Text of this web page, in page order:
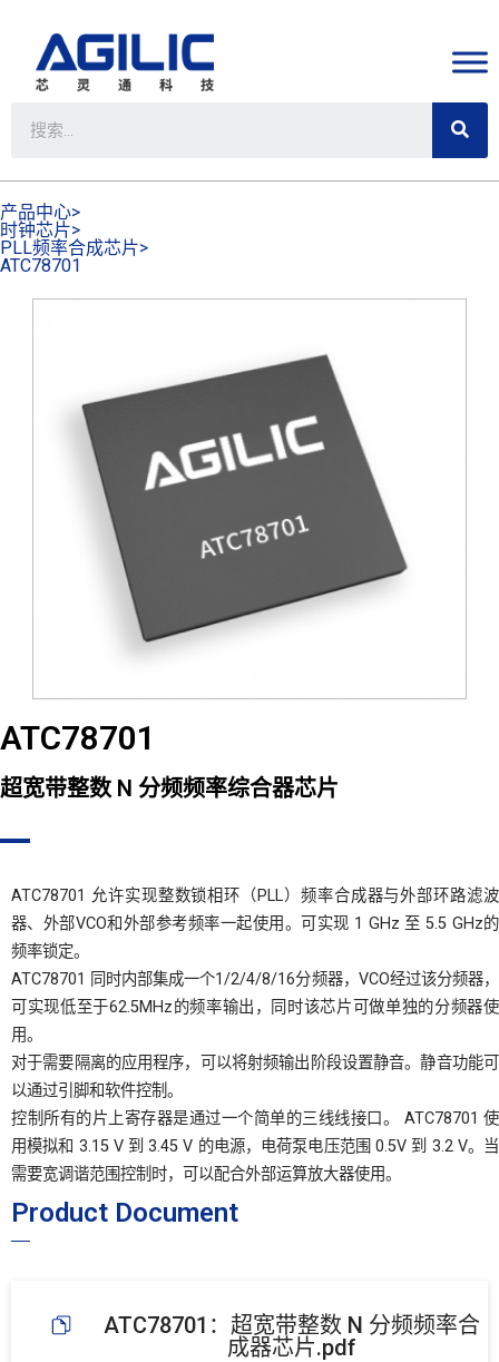
产品中心>
时钟芯片>
PLL频率合成芯片>
ATC78701
ATC78701
超宽带整数 N 分频频率综合器芯片
ATC78701 允许实现整数锁相环（PLL）频率合成器与外部环路滤波
器、外部VCO和外部参考频率一起使用。可实现 1 GHz 至 5.5 GHz的
频率锁定。
ATC78701 同时内部集成一个1/2/4/8/16分频器，VCO经过该分频器，
可实现低至于62.5MHz的频率输出，同时该芯片可做单独的分频器使
用。
对于需要隔离的应用程序，可以将射频输出阶段设置静音。静音功能可
以通过引脚和软件控制。
控制所有的片上寄存器是通过一个简单的三线线接口。 ATC78701 使
用模拟和 3.15 V 到 3.45 V 的电源，电荷泵电压范围 0.5V 到 3.2 V。当
需要宽调谐范围控制时，可以配合外部运算放大器使用。
Product Document
ATC78701：超宽带整数 N 分频频率合
成器芯片.pdf